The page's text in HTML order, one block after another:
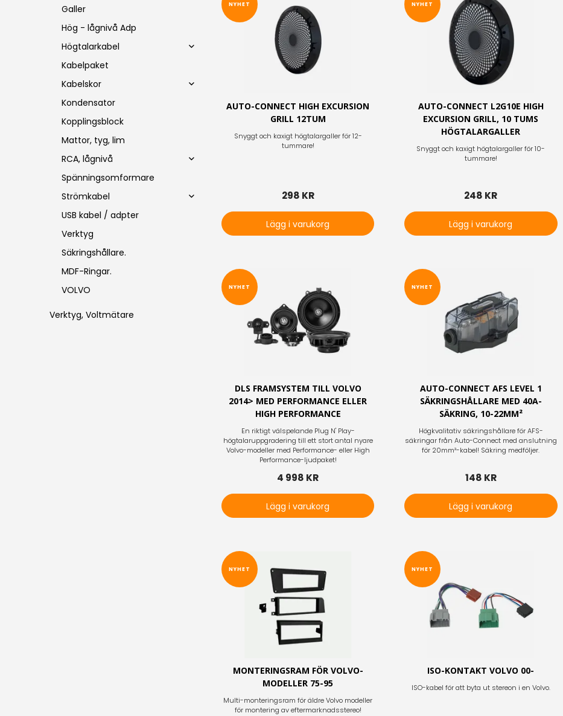
Galler
Hög - lågnivå Adp
Högtalarkabel
Kabelpaket
Kabelskor
Kondensator
Kopplingsblock
Mattor, tyg, lim
RCA, lågnivå
Spänningsomformare
Strömkabel
USB kabel / adpter
Verktyg
Säkringshållare.
MDF-Ringar.
VOLVO
Verktyg, Voltmätare
NYHET
AUTO-CONNECT HIGH EXCURSION
GRILL 12TUM
Snyggt och kaxigt högtalargaller för 12-
tummare!
298 KR
Lägg i varukorg
NYHET
AUTO-CONNECT L2G10E HIGH
EXCURSION GRILL, 10 TUMS
HÖGTALARGALLER
Snyggt och kaxigt högtalargaller för 10-
tummare!
248 KR
Lägg i varukorg
NYHET
DLS FRAMSYSTEM TILL VOLVO
2014> MED PERFORMANCE ELLER
HIGH PERFORMANCE
En riktigt välspelande Plug N' Play-
högtalaruppgradering till ett stort antal nyare
Volvo-modeller med Performance- eller High
Performance-ljudpaket!
4 998 KR
Lägg i varukorg
NYHET
AUTO-CONNECT AFS LEVEL 1
SÄKRINGSHÅLLARE MED 40A-
SÄKRING, 10-22MM²
Högkvalitativ säkringshållare för AFS-
säkringar från Auto-Connect med anslutning
för 20mm²-kabel! Säkring medföljer.
148 KR
Lägg i varukorg
NYHET
MONTERINGSRAM FÖR VOLVO-
MODELLER 75-95
Multi-monteringsram för äldre Volvo modeller
för montering av eftermarknadsstereo!
NYHET
ISO-KONTAKT VOLVO 00-
ISO-kabel för att byta ut stereon i en Volvo.